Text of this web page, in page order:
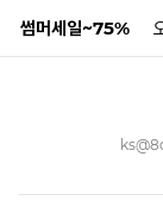
썸머세일~75%